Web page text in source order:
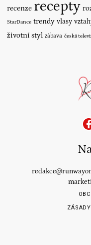
recenze recepty
StarDance trendy vlasy
životní styl zábava česká